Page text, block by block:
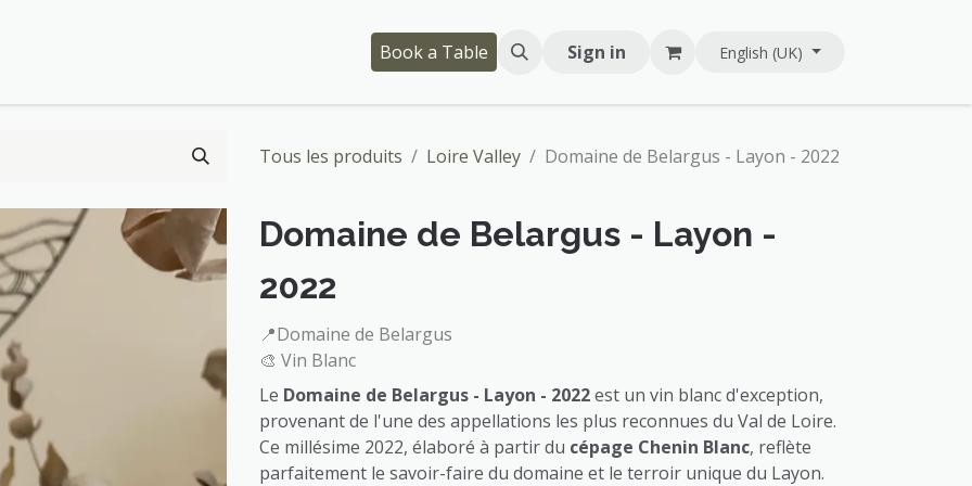
Book a Table Sign in English (UK)
Tous les produits Loire Valley Domaine de Belargus - Layon - 2022
Domaine de Belargus - Layon -
2022
📍Domaine de Belargus
🎨 Vin Blanc
Le Domaine de Belargus - Layon - 2022est un vin blanc d'exception,
provenant de l'une des appellations les plus reconnues du Val de Loire.
Ce millésime 2022, élaboré à partir du cépage Chenin Blanc, reflète
parfaitement le savoir-faire du domaine et le terroir unique du Layon.